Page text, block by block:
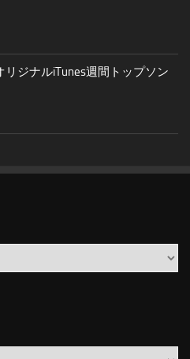
ジナルiTunes週間トップソン